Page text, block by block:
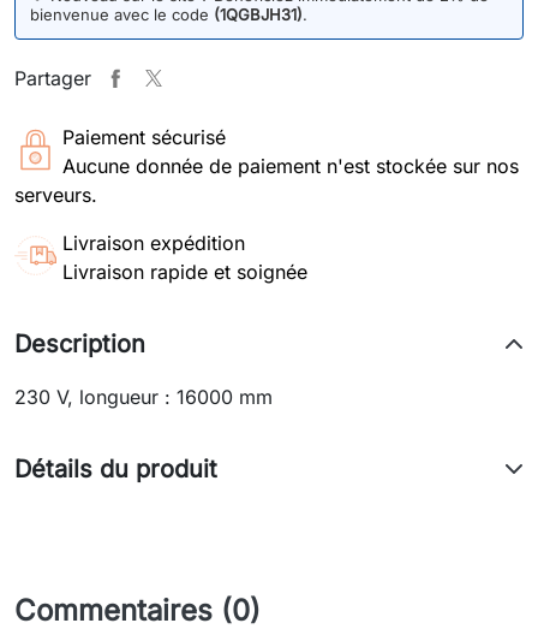
bienvenue avec le code (1QGBJH31).
Partager
Paiement sécurisé
Aucune donnée de paiement n'est stockée sur nos
serveurs.
Livraison expédition
Livraison rapide et soignée
Description
230 V, longueur : 16000 mm
Détails du produit
Commentaires (0)